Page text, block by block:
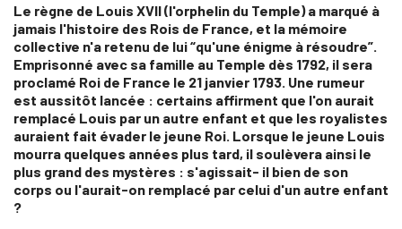
Le règne de Louis XVII (l'orphelin du Temple) a marqué à
jamais l'histoire des Rois de France, et la mémoire
collective n'a retenu de lui “qu'une énigme à résoudre”.
Emprisonné avec sa famille au Temple dès 1792, il sera
proclamé Roi de France le 21 janvier 1793. Une rumeur
est aussitôt lancée : certains affirment que l'on aurait
remplacé Louis par un autre enfant et que les royalistes
auraient fait évader le jeune Roi. Lorsque le jeune Louis
mourra quelques années plus tard, il soulèvera ainsi le
plus grand des mystères : s'agissait- il bien de son
corps ou l'aurait-on remplacé par celui d'un autre enfant
?